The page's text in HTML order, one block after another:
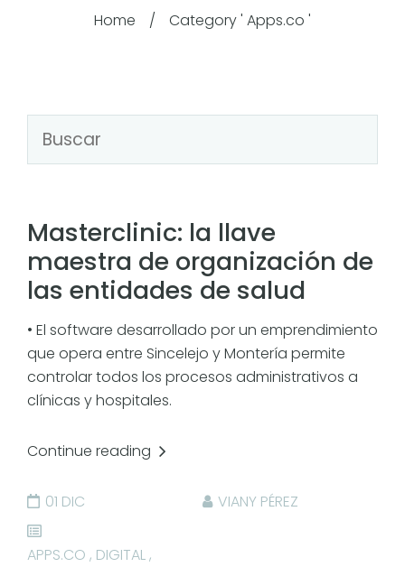
Home / Category ' Apps.co '
Masterclinic: la llave
maestra de organización de
las entidades de salud
• El software desarrollado por un emprendimiento
que opera entre Sincelejo y Montería permite
controlar todos los procesos administrativos a
clínicas y hospitales.
Continue reading
01 DIC VIANY PÉREZ
APPS.CO , DIGITAL,